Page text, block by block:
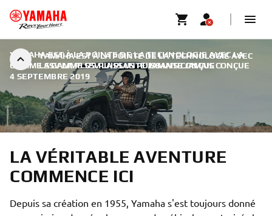
YAMAHA EST À LA POINTE DE LA TECHNOLOGIE AVEC
LA GAMME SSV LA PLUS PUISSANTE JAMAIS CONÇUE
YAMAHA EST À LA POINTE DE LA TECHNOLOGIE AVEC LA
GAMME SSV LA PLUS PUISSANTE JAMAIS CONÇUE |
4 SEPTEMBRE 2019
LA VÉRITABLE AVENTURE
COMMENCE ICI
Depuis sa création en 1955, Yamaha s'est toujours donné